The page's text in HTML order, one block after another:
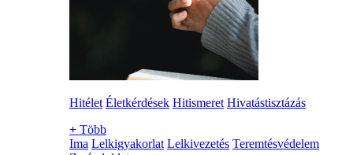
Hitélet Életkérdések Hitismeret Hivatástisztázás
+ Több
Ima Lelkigyakorlat Lelkivezetés Teremtésvédelem